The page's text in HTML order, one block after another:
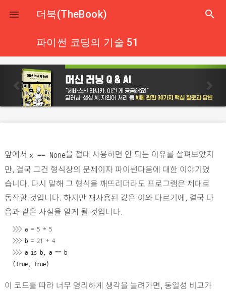
close
 더북(TheBook) search
파이썬 코딩의 기술 51
p
r
e
u
s
n
e
x
앞에서 x == None을 절대 사용하면 안 되는 이유를 살펴보았지
만, 결국 그건 형식상의 문제이자 파이썬다움에 대한 이야기였
습니다. 다시 말해 그 형식을 깨뜨리더라도 프로그램은 제대로
동작할 것입니다. 하지만 재사용된 값은 이와 다르기에, 결국 다
음과 같은 사실을 알게 될 것입니다.
>>> a = 5 * 5
>>> b = 21 + 4
>>> a is b, a == b
(True, True)
이 코드를 따라 너무 영리하게 생각을 늘려가면, 동일성 비교가